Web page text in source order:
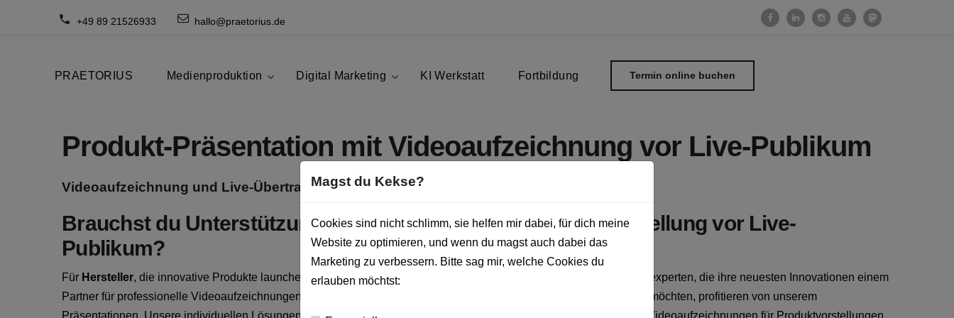
+49 89 21526933 hallo@praetorius.de
PRAETORIUS Medienproduktion Digital Marketing KI Werkstatt Fortbildung Termin online buchen
Produkt-Präsentation mit Videoaufzeichnung vor Live-Publikum
Videoaufzeichnung und Live-Übertragung
Brauchst du Unterstützung bei deiner nächsten Produktvorstellung vor Live-
Publikum?
Für Hersteller, die innovative Produkte launchen möchten, sind wir der perfekte
Partner für professionelle Videoaufzeichnungen und Live-Streaming deiner
Präsentationen. Unsere individuellen Lösungen erfassen deine
und Marketingexperten, die ihre neuesten Innovationen einem
umfangreichen Publikum zeigen möchten, profitieren von unserem
spezialisierten Angebot. Unsere Videoaufzeichnungen für Produktvorstellungen
Magst du Kekse?
Cookies sind nicht schlimm, sie helfen mir dabei, für dich meine
Website zu optimieren, und wenn du magst auch dabei das
Marketing zu verbessern. Bitte sag mir, welche Cookies du
erlauben möchtst: